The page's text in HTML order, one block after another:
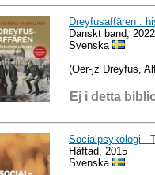
Dreyfusaffären :
Danskt band, 2022
Svenska
(Oer-jz Dreyfus,
Ej i detta
Socialpsykologi -
Häftad, 2015
Svenska